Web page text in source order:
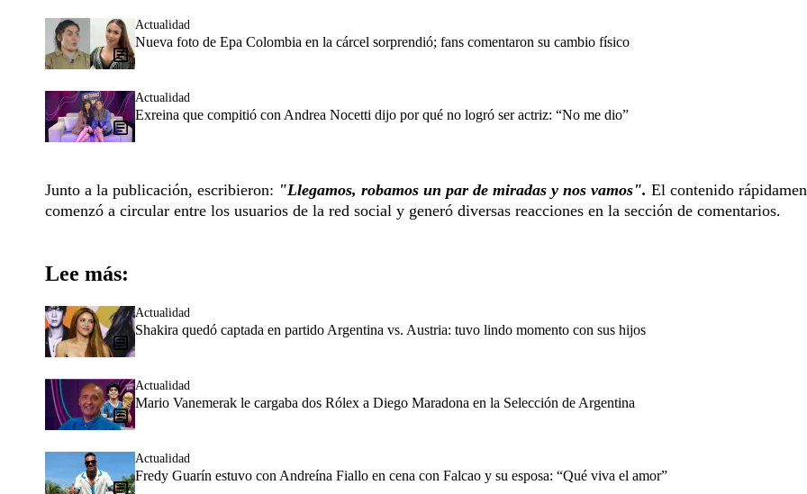
Actualidad
Nueva foto de Epa Colombia en la cárcel sorprendió; fans comentaron su cambio físico
Actualidad
Exreina que compitió con Andrea Nocetti dijo por qué no logró ser actriz: “No me dio”
Junto a la publicación, escribieron: "Llegamos, robamos un par de miradas y nos vamos". El contenido
comenzó a circular entre los usuarios de la red social y generó diversas reacciones en la sección de comentarios.
Lee más:
Actualidad
Shakira quedó captada en partido Argentina vs. Austria: tuvo lindo momento con sus hijos
Actualidad
Mario Vanemerak le cargaba dos Rólex a Diego Maradona en la Selección de Argentina
Actualidad
Fredy Guarín estuvo con Andreína Fiallo en cena con Falcao y su esposa: “Qué viva el amor”